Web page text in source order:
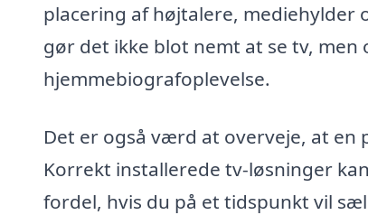
placering af højtalere, mediehylder
gør det ikke blot nemt at se tv,
hjemmebiografoplevelse.
Det er også værd at overveje, at
Korrekt installerede tv-løsninger
fordel, hvis du på et tidspunkt vil